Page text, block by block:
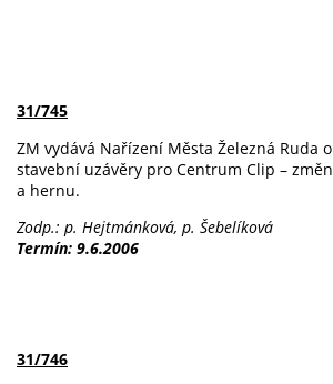
31/745
ZM vydává Nařízení Města Železná Ruda
stavební uzávěry pro Centrum Clip –
a hernu.
Zodp.: p. Hejtmánková, p. Šebelíková
Termín: 9.6.2006
31/746